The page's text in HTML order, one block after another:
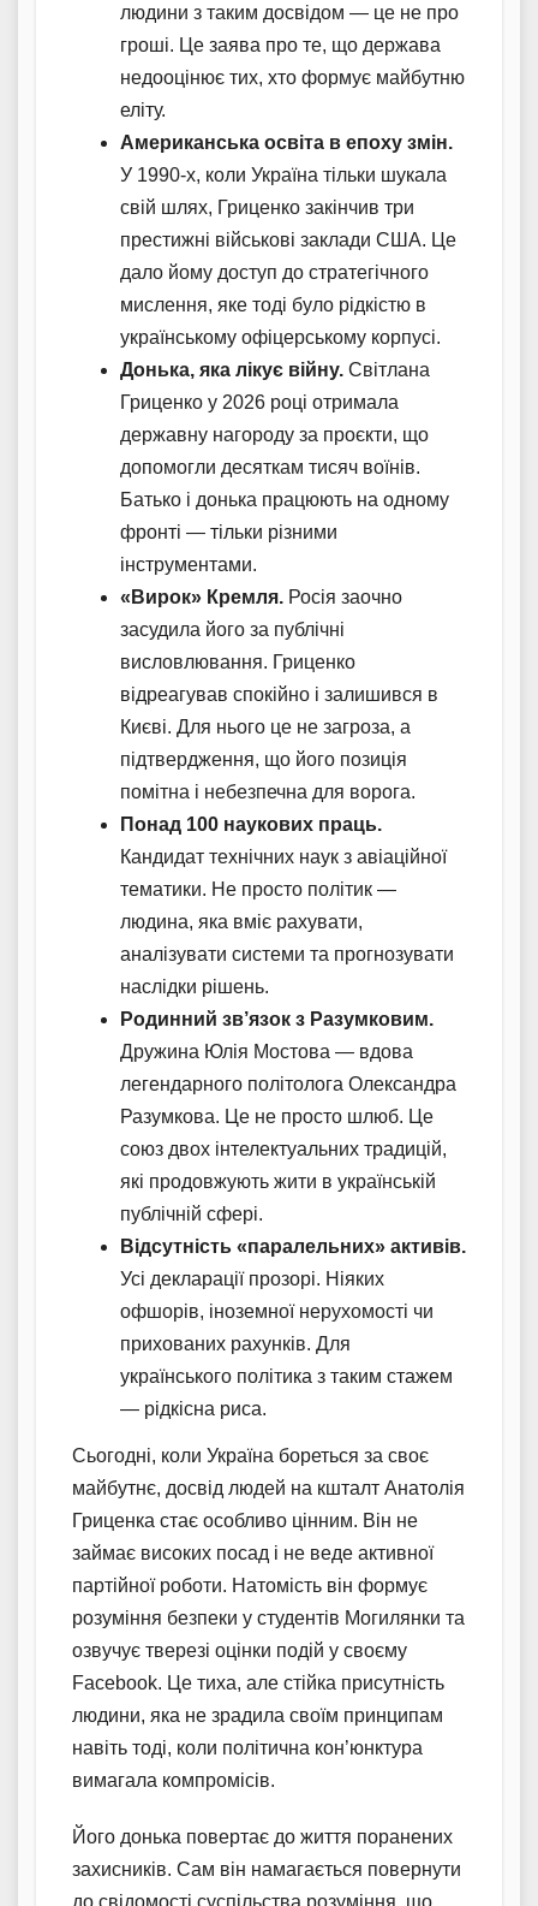
людини з таким досвідом — це не про
гроші. Це заява про те, що держава
недооцінює тих, хто формує майбутню
еліту.
Американська освіта в епоху змін.
У 1990-х, коли Україна тільки шукала
свій шлях, Гриценко закінчив три
престижні військові заклади США. Це
дало йому доступ до стратегічного
мислення, яке тоді було рідкістю в
українському офіцерському корпусі.
Донька, яка лікує війну. Світлана
Гриценко у 2026 році отримала
державну нагороду за проєкти, що
допомогли десяткам тисяч воїнів.
Батько і донька працюють на одному
фронті — тільки різними
інструментами.
«Вирок» Кремля. Росія заочно
засудила його за публічні
висловлювання. Гриценко
відреагував спокійно і залишився в
Києві. Для нього це не загроза, а
підтвердження, що його позиція
помітна і небезпечна для ворога.
Понад 100 наукових праць.
Кандидат технічних наук з авіаційної
тематики. Не просто політик —
людина, яка вміє рахувати,
аналізувати системи та прогнозувати
наслідки рішень.
Родинний зв’язок з Разумковим.
Дружина Юлія Мостова — вдова
легендарного політолога Олександра
Разумкова. Це не просто шлюб. Це
союз двох інтелектуальних традицій,
які продовжують жити в українській
публічній сфері.
Відсутність «паралельних» активів.
Усі декларації прозорі. Ніяких
офшорів, іноземної нерухомості чи
прихованих рахунків. Для
українського політика з таким стажем
— рідкісна риса.
Сьогодні, коли Україна бореться за своє
майбутнє, досвід людей на кшталт Анатолія
Гриценка стає особливо цінним. Він не
займає високих посад і не веде активної
партійної роботи. Натомість він формує
розуміння безпеки у студентів Могилянки та
озвучує тверезі оцінки подій у своєму
Facebook. Це тиха, але стійка присутність
людини, яка не зрадила своїм принципам
навіть тоді, коли політична кон’юнктура
вимагала компромісів.
Його донька повертає до життя поранених
захисників. Сам він намагається повернути